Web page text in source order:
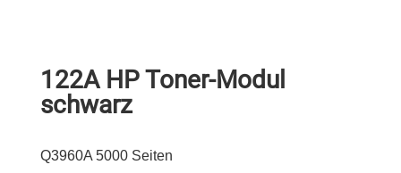
122A HP Toner-Modul
schwarz
Q3960A 5000 Seiten